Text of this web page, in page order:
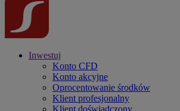
Inwestuj
Konto CFD
Konto akcyjne
Oprocentowanie środków
Klient profesjonalny
Klient doświadczony